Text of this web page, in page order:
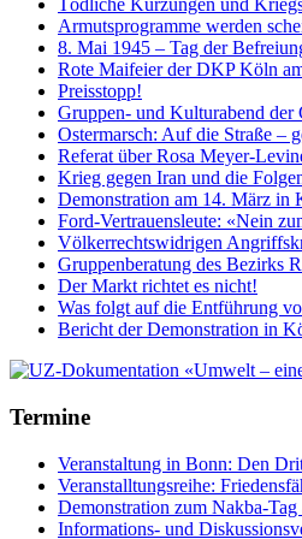
Tödliche Kürzungen und
Armutsprogramme werden
8. Mai 1945 – Tag der
Rote Maifeier der DKP Köln
Preisstopp!
Gruppen- und Kulturabend
Ostermarsch: Auf die Straße –
Referat über Rosa Meyer-
Krieg gegen Iran und die
Demonstration am 14. März in
Ford-Vertrauensleute: «Nein
Völkerrechtswidrigen
Gruppenberatung des Bezirks
Der Markt richtet es nicht!
Was folgt auf die Entführung
Bericht der Demonstration in
Termine
Veranstaltung in Bonn: Den
Veranstalltungsreihe:
Demonstration zum Nakba-
Informations- und